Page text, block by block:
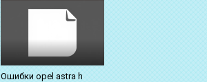
Ошибки opel astra h